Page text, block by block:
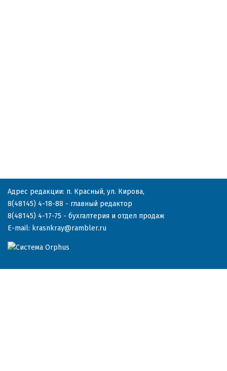
Адрес редакции: п. Красный, ул. Кирова,
8(48145) 4-18-88 - главный редактор
8(48145) 4-17-75 - бухгалтерия и отдел продаж
E-mail: krasnkray@rambler.ru